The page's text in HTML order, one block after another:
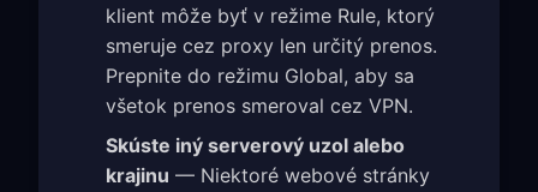
klient môže byť v režime Rule, ktorý
smeruje cez proxy len určitý prenos.
Prepnite do režimu Global, aby sa
všetok prenos smeroval cez VPN.
Skúste iný serverový uzol alebo
krajinu — Niektoré webové stránky